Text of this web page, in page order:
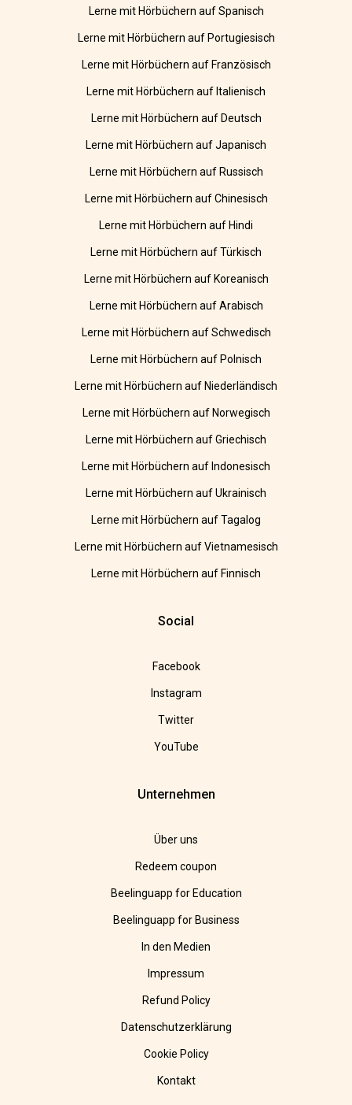
Lerne mit Hörbüchern auf Spanisch
Lerne mit Hörbüchern auf Portugiesisch
Lerne mit Hörbüchern auf Französisch
Lerne mit Hörbüchern auf Italienisch
Lerne mit Hörbüchern auf Deutsch
Lerne mit Hörbüchern auf Japanisch
Lerne mit Hörbüchern auf Russisch
Lerne mit Hörbüchern auf Chinesisch
Lerne mit Hörbüchern auf Hindi
Lerne mit Hörbüchern auf Türkisch
Lerne mit Hörbüchern auf Koreanisch
Lerne mit Hörbüchern auf Arabisch
Lerne mit Hörbüchern auf Schwedisch
Lerne mit Hörbüchern auf Polnisch
Lerne mit Hörbüchern auf Niederländisch
Lerne mit Hörbüchern auf Norwegisch
Lerne mit Hörbüchern auf Griechisch
Lerne mit Hörbüchern auf Indonesisch
Lerne mit Hörbüchern auf Ukrainisch
Lerne mit Hörbüchern auf Tagalog
Lerne mit Hörbüchern auf Vietnamesisch
Lerne mit Hörbüchern auf Finnisch
Social
Facebook
Instagram
Twitter
YouTube
Unternehmen
Über uns
Redeem coupon
Beelinguapp for Education
Beelinguapp for Business
In den Medien
Impressum
Refund Policy
Datenschutzerklärung
Cookie Policy
Kontakt